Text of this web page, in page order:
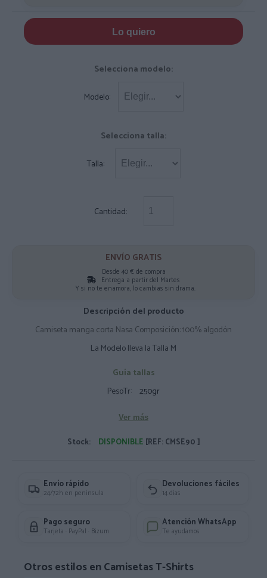
Lo quiero
Selecciona modelo:
Modelo:
Selecciona talla:
Talla:
Cantidad:
ENVÍO GRATIS
Desde 40 € de compra
Entrega a partir del Martes
Y si no te enamora, lo cambias sin drama.
Descripción del producto
Camiseta manga corta Nasa Composición: 100% algodón
La Modelo lleva la Talla M
Guía tallas
PesoTr: 250gr
Ver más
Stock: DISPONIBLE [REF: CMSE90 ]
Envío rápido
24/72h en península
Devoluciones fáciles
14 días
Pago seguro
Tarjeta · PayPal · Bizum
Atención WhatsApp
Te ayudamos
Otros estilos en Camisetas T-Shirts